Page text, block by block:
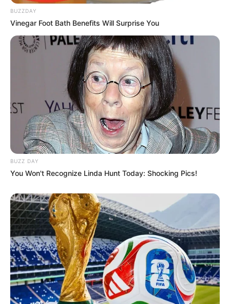
BUZZDAY
Vinegar Foot Bath Benefits Will Surprise You
BUZZ DAY
You Won't Recognize Linda Hunt Today: Shocking Pics!